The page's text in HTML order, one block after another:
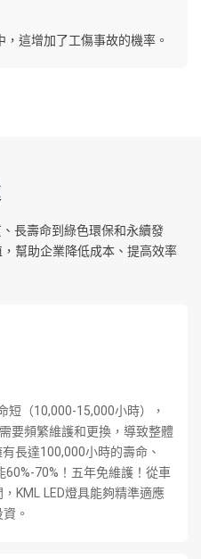
這增加了工傷事故的機率。
長壽命到綠色環保和永續發
幫助企業降低成本、提高效率
短（10,000-15,000小時），
要頻繁維護和更換，導致整體
長達100,000小時的壽命、
70%！五年免維護！從車
KML LED燈具能夠精準適應
。